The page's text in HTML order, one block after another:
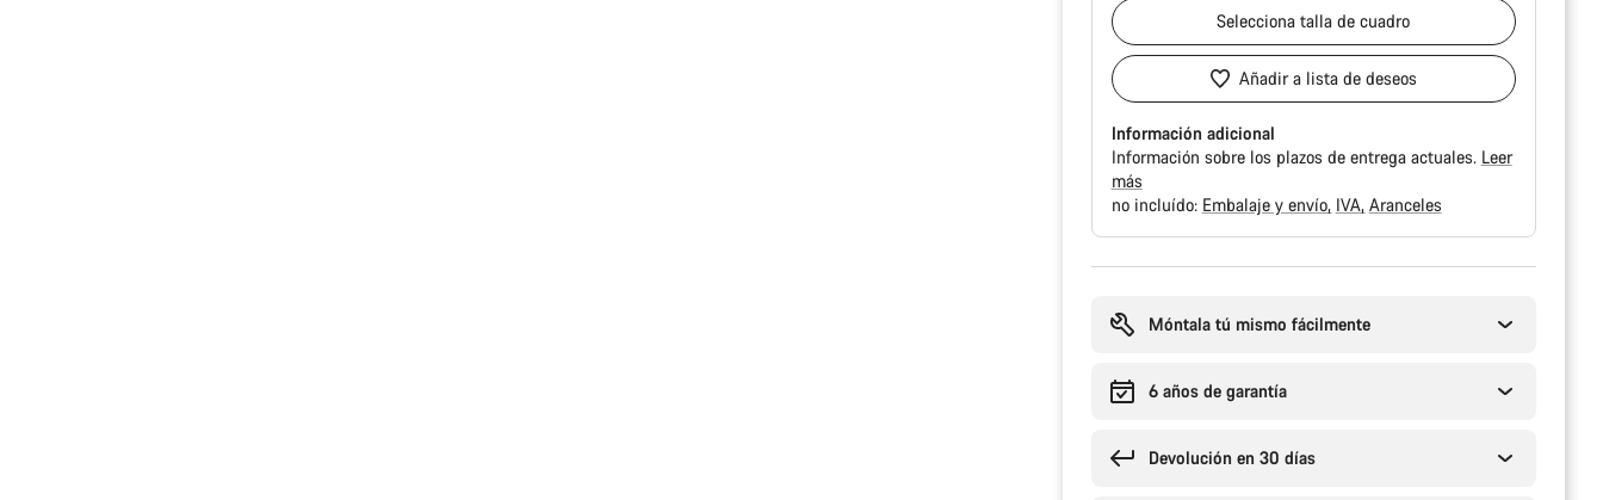
Seleccionatalla de cuadro
Añadir a lista de deseos
Información adicional
Información sobre los plazos de entrega actuales. Leer
más
no incluído: Embalaje y envío IVA Aranceles
compra
Móntala tú mismo fácilmente
6 años de garantía
Devolución en 30 días